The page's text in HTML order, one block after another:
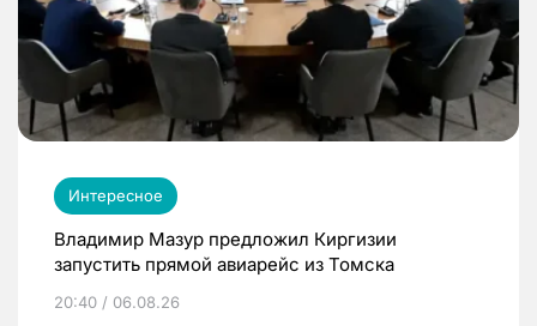
Интересное
Владимир Мазур предложил Киргизии
запустить прямой авиарейс из Томска
20:40 / 06.08.26